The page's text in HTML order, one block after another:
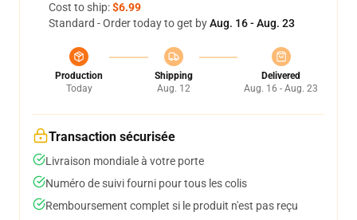
Cost to ship:$6.99
Standard - Order today to get byAug. 16 - Aug. 23
Production
Today
Shipping
Aug. 12
Delivered
Aug. 16 - Aug. 23
Transaction sécurisée
Livraison mondiale à votre porte
Numéro de suivi fourni pour tous les colis
Remboursement complet si le produit n'est pas reçu